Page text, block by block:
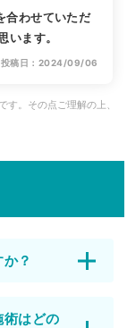
合わせていただ
います。
投稿日：2024/09/06
。その点ご理解の上、
？
術はどの